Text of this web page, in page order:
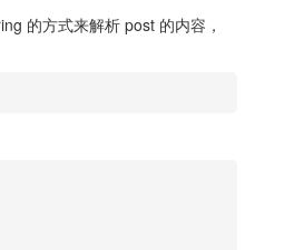
的方式来解析 post 的内容，